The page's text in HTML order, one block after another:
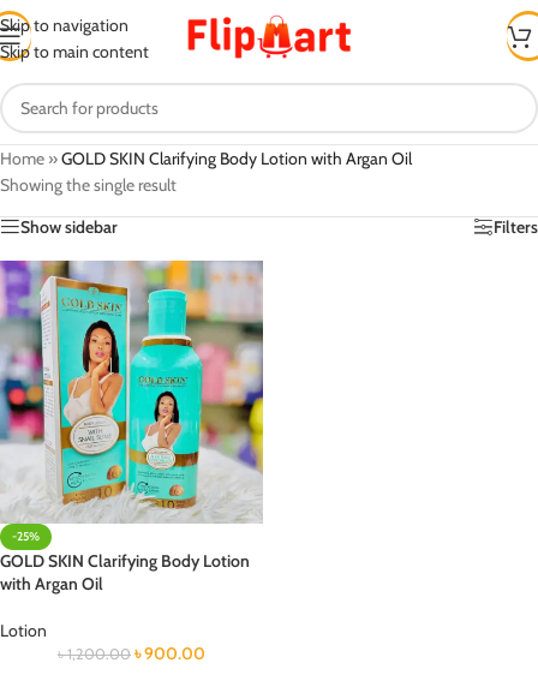
Skip to navigation
Skip to main content
Home »GOLD SKIN Clarifying Body Lotion with Argan Oil
Showing the single result
Show sidebar
Filters
-25%
GOLD SKIN Clarifying Body Lotion
with Argan Oil
Lotion
৳1,200.00 ৳900.00